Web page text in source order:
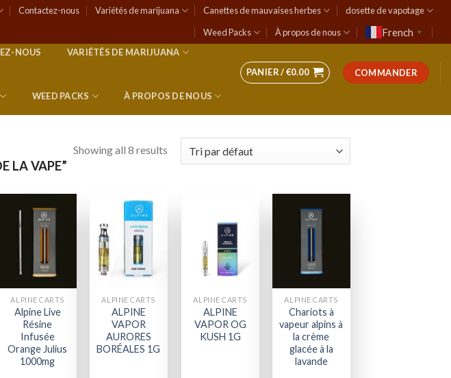
Contactez-nous Variétés de marijuana Canettes de mauvaises herbes
dosette de vapotage
Weed Packs
À propos de nous French ▼
NOUS VARIÉTÉS DE MARIJUANA
WEED PACKS À PROPOS DE NOUS
PANIER /€0.00 COMMANDER
LA VAPE”
Showing all 8 results
wishlist
ALPINE CARTS
Alpine Live
Résine
Infusée
Orange Julius
1000mg
Add to
wishlist
ALPINE CARTS
ALPINE
VAPOR
AURORES
BORÉALES 1G
Add to
wishlist
ALPINE CARTS
ALPINE
VAPOR OG
KUSH 1G
wishlist
ALPINE CARTS
Chariots à
vapeur alpins à
la crème
glacée à la
lavande